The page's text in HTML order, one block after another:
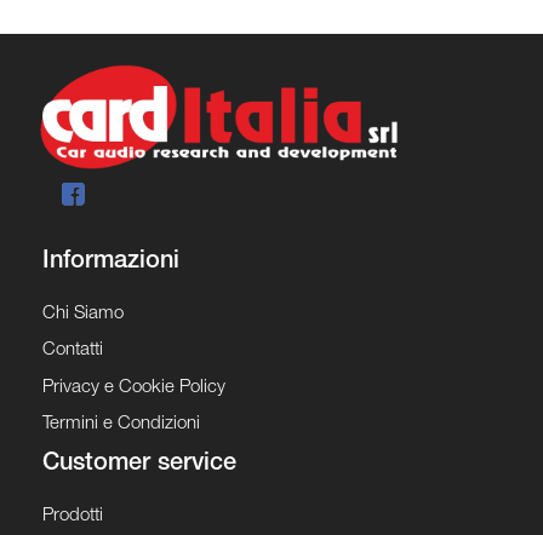
Informazioni
Chi Siamo
Contatti
Privacy e Cookie Policy
Termini e Condizioni
Customer service
Prodotti